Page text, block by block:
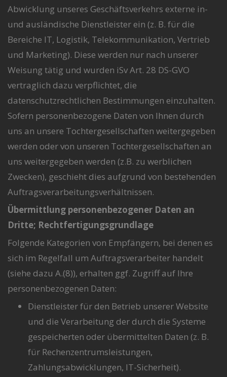
Abwicklung unseres Geschäftsverkehrs externe in-
und ausländische Dienstleister ein (z. B. für die
Bereiche IT, Logistik, Telekommunikation, Vertrieb
und Marketing). Diese werden nur nach unserer
Weisung tätig und wurden iSv Art. 28 DS-GVO
vertraglich dazu verpflichtet, die
datenschutzrechtlichen Bestimmungen einzuhalten.
Sofern personenbezogene Daten von Ihnen durch
uns an unsere Tochtergesellschaften weitergegeben
werden oder von unseren Tochtergesellschaften an
uns weitergegeben werden (z.B. zu werblichen
Zwecken), geschieht dies aufgrund von bestehenden
Auftragsverarbeitungsverhältnissen.
Übermittlung personenbezogener Daten an
Dritte; Rechtfertigungsgrundlage
Folgende Kategorien von Empfängern, bei denen es
sich im Regelfall um Auftragsverarbeiter handelt
(siehe dazu A.(8)), erhalten ggf. Zugriff auf Ihre
personenbezogenen Daten:
Dienstleister für den Betrieb unserer Website
und die Verarbeitung der durch die Systeme
gespeicherten oder übermittelten Daten (z. B.
für Rechenzentrumsleistungen,
Zahlungsabwicklungen, IT-Sicherheit).